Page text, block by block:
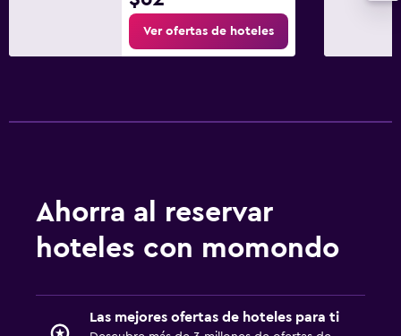
Ver ofertas de hoteles
Ahorra al reservar
hoteles con momondo
Las mejores ofertas de hoteles para ti